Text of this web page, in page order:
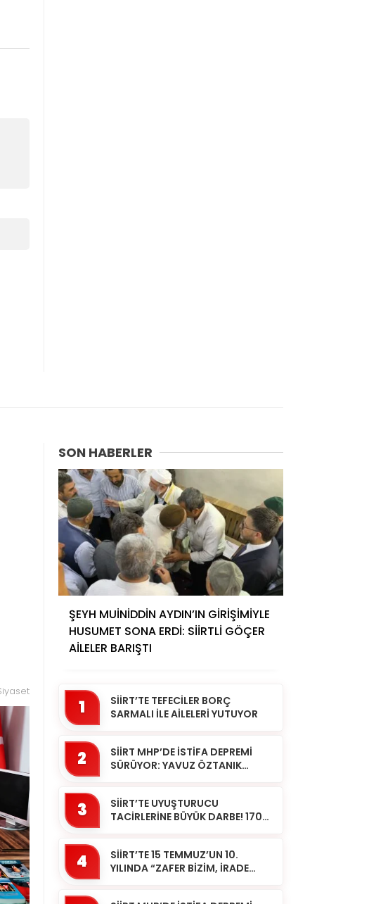
SON HABERLER
ŞEYH MUİNİDDİN AYDIN’IN GİRİŞİMİYLE
HUSUMET SONA ERDİ: SİİRTLİ GÖÇER
AİLELER BARIŞTI
1
SİİRT’TE TEFECİLER BORÇ
SARMALI İLE AİLELERİ YUTUYOR
2
SİİRT MHP’DE İSTİFA DEPREMİ
SÜRÜYOR: YAVUZ ÖZTANIK
3
SİİRT’TE UYUŞTURUCU
TACİRLERİNE BÜYÜK DARBE! 170
TUTUKLAND...
4
SİİRT’TE 15 TEMMUZ’UN 10.
YILINDA “ZAFER BİZİM, İRADE